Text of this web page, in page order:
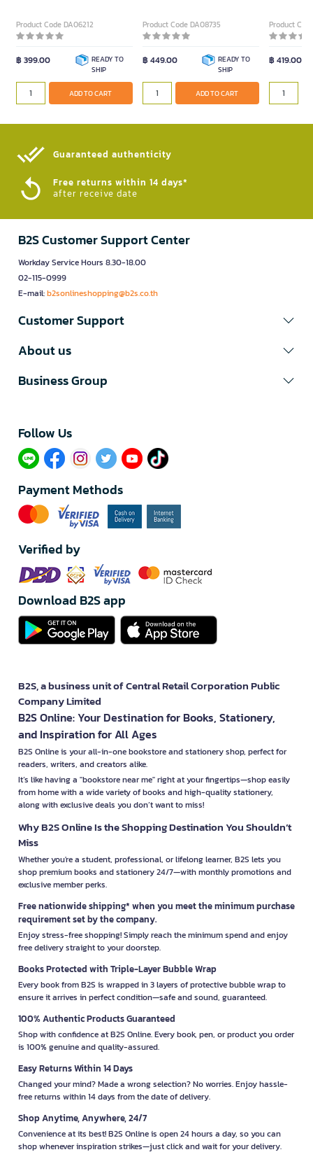
Product Code DA06212
฿ 399.00
READY TO
SHIP
ADD TO CART
Product Code DA08735
฿ 449.00
READY TO
SHIP
ADD TO CART
Product
฿ 419.00
Guaranteed authenticity​
Free returns within 14 days*
after receive date
B2S Customer Support Center
Workday Service Hours 8.30-18.00
02-115-0999
E-mail:b2sonlineshopping@b2s.co.th
Customer Support
About us
Business Group
Follow Us​
Payment Methods
Verified by
Download B2S app
B2S, a business unit of Central Retail Corporation Public
Company Limited
B2S Online: Your Destination for Books, Stationery,
and Inspiration for All Ages
B2S Online is your all-in-one bookstore and stationery shop, perfect for
readers, writers, and creators alike.
It’s like having a "bookstore near me" right at your fingertips—shop easily
from home with a wide variety of books and high-quality stationery,
along with exclusive deals you don’t want to miss!
Why B2S Online Is the Shopping Destination You Shouldn’t
Miss
Whether you're a student, professional, or lifelong learner, B2S lets you
shop premium books and stationery 24/7—with monthly promotions and
exclusive member perks.
Free nationwide shipping* when you meet the minimum purchase
requirement set by the company.
Enjoy stress-free shopping! Simply reach the minimum spend and enjoy
free delivery straight to your doorstep.
Books Protected with Triple-Layer Bubble Wrap
Every book from B2S is wrapped in 3 layers of protective bubble wrap to
ensure it arrives in perfect condition—safe and sound, guaranteed.
100% Authentic Products Guaranteed
Shop with confidence at B2S Online. Every book, pen, or product you order
is 100% genuine and quality-assured.
Easy Returns Within 14 Days
Changed your mind? Made a wrong selection? No worries. Enjoy hassle-
free returns within 14 days from the date of delivery.
Shop Anytime, Anywhere, 24/7
Convenience at its best! B2S Online is open 24 hours a day, so you can
shop whenever inspiration strikes—just click and wait for your delivery.